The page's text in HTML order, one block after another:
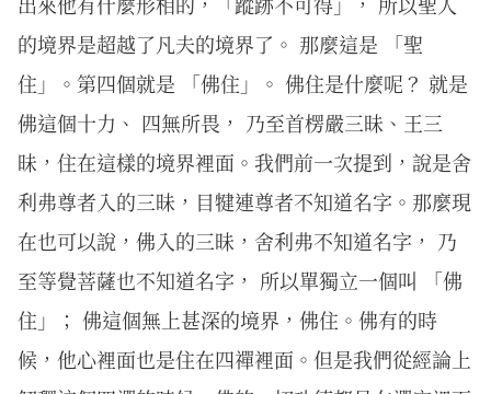
的境界是超越了凡夫的境界了。 那麼這是 「聖
住」。第四個就是 「佛住」。 佛住是什麼呢？ 就是
佛這個十力、 四無所畏， 乃至首楞嚴三昧、王三
昧，住在這樣的境界裡面。我們前一次提到，說是舍
利弗尊者入的三昧，目犍連尊者不知道名字。那麼現
在也可以說，佛入的三昧，舍利弗不知道名字， 乃
至等覺菩薩也不知道名字， 所以單獨立一個叫 「佛
住」； 佛這個無上甚深的境界，佛住。佛有的時
候，他心裡面也是住在四禪裡面。但是我們從經論上